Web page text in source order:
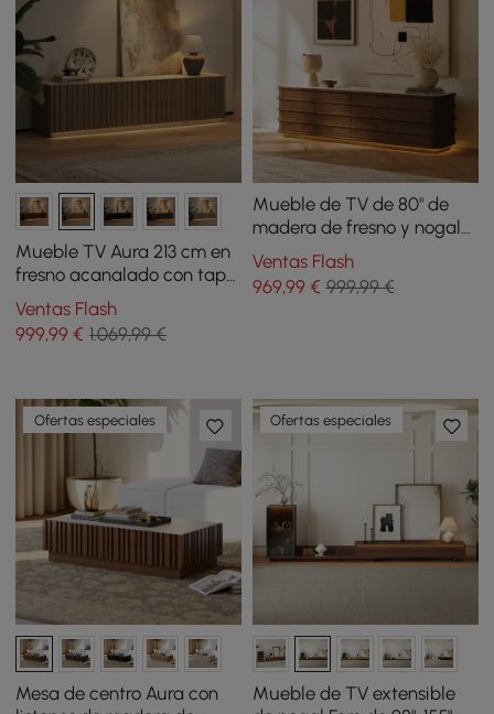
Mueble TV Aura 213 cm en
fresno acanalado con tapa
de piedra sinterizada y luz
LED - natural
Ventas Flash
999,99 € 1.069,99 €
Mueble de TV de 80" de
madera de fresno y nogal
con tapa de piedra
sinterizada, cajones y LED
Ventas Flash
969,99€ 999,99 €
Ofertas especiales
Mesa de centro Aura con
Ofertas especiales
Mueble de TV extensible